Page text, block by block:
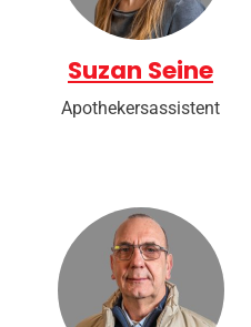
Suzan Seine
Apothekersassistent